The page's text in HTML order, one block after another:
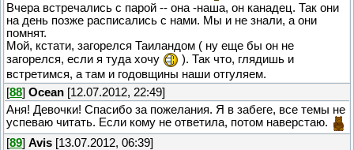
Вчера встречались с парой -- она -наша, он канадец. Так они
на день позже расписались с нами. Мы и не знали, а они
помнят.
Мой, кстати, загорелся Таиландом ( ну еще бы он не
загорелся, если я туда хочу
). Так что, глядишь и
встретимся, а там и годовщины наши отгуляем.
[88] Ocean [12.07.2012, 22:49]
Аня! Девочки! Спасибо за пожелания. Я в забеге, все темы не
успеваю читать. Если кому не ответила, потом наверстаю.
[89] Avis [13.07.2012, 06:39]